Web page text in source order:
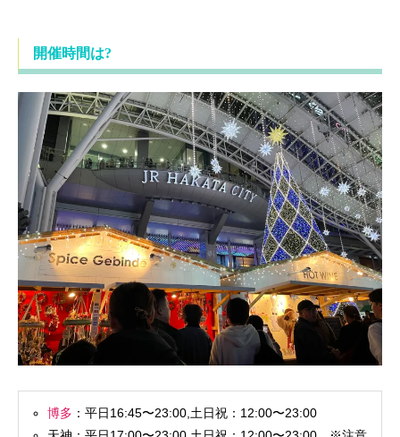
開催時間は?
博多 ：平日16:45〜23:00,土日祝：12:00〜23:00